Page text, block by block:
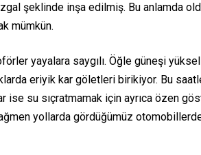
şeklinde inşa edilmiş. Bu anlamda
mümkün.
yayalara saygılı. Öğle güneşi
eriyik kar göletleri birikiyor. Bu
ise su sıçratmamak için ayrıca özen
yollarda gördüğümüz